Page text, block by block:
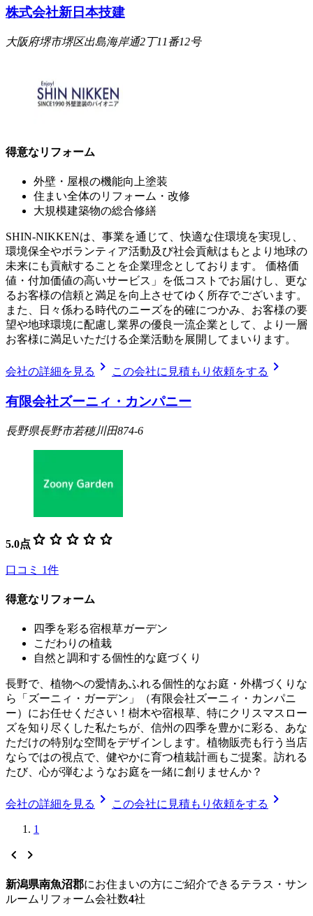
株式会社新日本技建
大阪府堺市堺区出島海岸通2丁11番12号
得意なリフォーム
外壁・屋根の機能向上塗装
住まい全体のリフォーム・改修
大規模建築物の総合修繕
SHIN-NIKKENは、事業を通じて、快適な住環境を実現し、
環境保全やボランティア活動及び社会貢献はもとより地球の
未来にも貢献することを企業理念としております。 価格価
値・付加価値の高いサービス」を低コストでお届けし、更な
るお客様の信頼と満足を向上させてゆく所存でございます。
また、日々係わる時代のニーズを的確につかみ、お客様の要
望や地球環境に配慮し業界の優良一流企業として、より一層
お客様に満足いただける企業活動を展開してまいります。
会社の詳細を見る chevron_right この会社に見積もり依頼をする chevron_right
有限会社ズーニィ・カンパニー
長野県長野市若穂川田874-6
5.0点 star star star star star
口コミ 1件
得意なリフォーム
四季を彩る宿根草ガーデン
こだわりの植栽
自然と調和する個性的な庭づくり
長野で、植物への愛情あふれる個性的なお庭・外構づくりな
ら「ズーニィ・ガーデン」（有限会社ズーニィ・カンパニ
ー）にお任せください！樹木や宿根草、特にクリスマスロー
ズを知り尽くした私たちが、信州の四季を豊かに彩る、あな
ただけの特別な空間をデザインします。植物販売も行う当店
ならではの視点で、健やかに育つ植栽計画もご提案。訪れる
たび、心が弾むようなお庭を一緒に創りませんか？
会社の詳細を見る chevron_right この会社に見積もり依頼をする chevron_right
1
chevron_left chevron_right
新潟県南魚沼郡にお住まいの方にご紹介できるテラス・サン
ルームリフォーム会社数4社